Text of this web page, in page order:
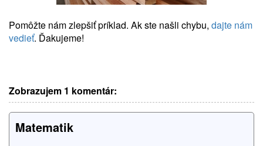
Pomôžte nám zlepšiť príklad. Ak ste našli chybu, dajte nám
vedieť. Ďakujeme!
Zobrazujem 1 komentár:
Matematik